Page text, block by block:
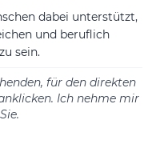
dabei unterstützt,
und beruflich
sein.
für den direkten
Ich nehme mir